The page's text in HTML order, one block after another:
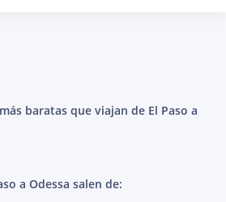
baratas que viajan de El Paso a
a Odessa salen de: